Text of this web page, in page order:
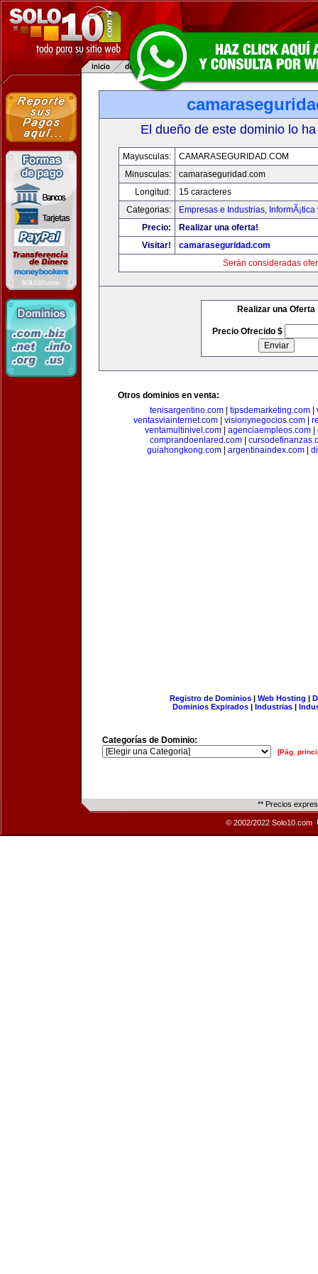
El dueño de este dominio lo
Mayusculas:
CAMARASEGURIDAD.COM
Minusculas:
camaraseguridad.com
Longitud:
15 caracteres
Categorias:
Empresas e Industrias,
Precio:
Realizar una oferta!
Visitar!
camaraseguridad.com
Serán consideradas
Realizar una Oferta
Precio Ofrecido $
Otros dominios en venta:
tenisargentino.com
tipsdemarketing.com
ventasviainternet.com
visionynegocios.com
ventamultinivel.com| agenciaempleos.com|
comprandoenlared.com|
guiahongkong.com| argentinaindex.com|
Registro de Dominios| Web Hosting |
Dominios Expirados | Industrias |
Categorías de Dominio:
[Pág.
** Precios
© 2002/2022 Solo10.com